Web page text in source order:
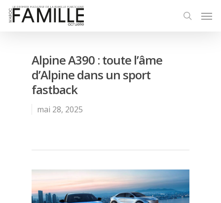
Alpine A390 : toute l’âme
d’Alpine dans un sport
fastback
mai 28, 2025